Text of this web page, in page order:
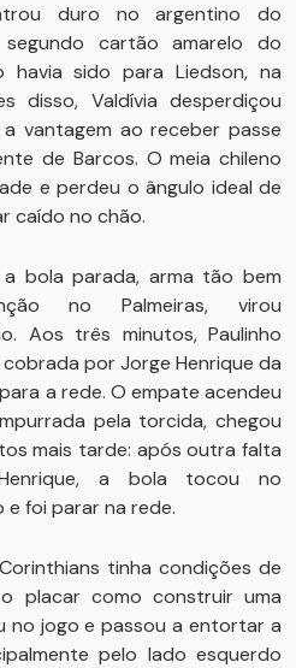
duro no argentino do
cartão amarelo do
havia sido para Liedson, na
disso, Valdívia desperdiçou
vantagem ao receber passe
de Barcos. O meia chileno
e perdeu o ângulo ideal de
caído no chão.
bola parada, arma tão bem
no Palmeiras, virou
Aos três minutos, Paulinho
por Jorge Henrique da
a rede. O empate acendeu
pela torcida, chegou
mais tarde: após outra falta
a bola tocou no
e foi parar na rede.
tinha condições de
placar como construir uma
no jogo e passou a entortar a
pelo lado esquerdo